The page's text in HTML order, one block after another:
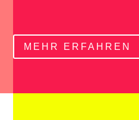
MEHR ERFAHREN